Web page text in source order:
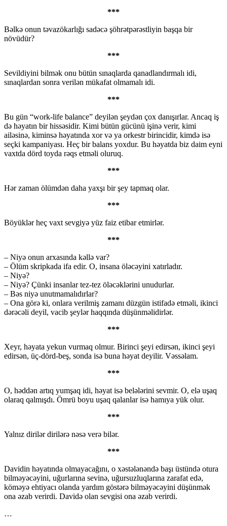
***
Bəlkə onun təvazökarlığı sadəcə şöhrətpərəstliyin başqa bir
növüdür?
***
Sevildiyini bilmək onu bütün sınaqlarda qanadlandırmalı idi,
sınaqlardan sonra verilən mükafat olmamalı idi.
***
Bu gün “work-life balance” deyilən şeydən çox danışırlar. Ancaq iş
də həyatın bir hissəsidir. Kimi bütün gücünü işinə verir, kimi
ailəsinə, kiminsə həyatında xor və ya orkestr birincidir, kimdə isə
seçki kampaniyası. Heç bir balans yoxdur. Bu həyatda biz daim eyni
vaxtda dörd toyda rəqs etməli oluruq.
***
Hər zaman ölümdən daha yaxşı bir şey tapmaq olar.
***
Böyüklər heç vaxt sevgiyə yüz faiz etibar etmirlər.
***
– Niyə onun arxasında kəllə var?
– Ölüm skripkada ifa edir. O, insana öləcəyini xatırladır.
– Niyə?
– Niyə? Çünki insanlar tez-tez öləcəklərini unudurlar.
– Bəs niyə unutmamalıdırlar?
– Ona görə ki, onlara verilmiş zamanı düzgün istifadə etməli, ikinci
dərəcəli deyil, vacib şeylər haqqında düşünməlidirlər.
***
Xeyr, həyata yekun vurmaq olmur. Birinci şeyi edirsən, ikinci şeyi
edirsən, üç-dörd-beş, sonda isə buna həyat deyilir. Vəssəlam.
***
O, həddən artıq yumşaq idi, həyat isə belələrini sevmir. O, elə uşaq
olaraq qalmışdı. Ömrü boyu uşaq qalanlar isə hamıya yük olur.
***
Yalnız dirilər dirilərə nəsə verə bilər.
***
Davidin həyatında olmayacağını, o xəstələnəndə başı üstündə otura
bilməyəcəyini, uğurlarına sevinə, uğursuzluqlarına zarafat edə,
köməyə ehtiyacı olanda yardım göstərə bilməyəcəyini düşünmək
ona əzab verirdi. Davidə olan sevgisi ona əzab verirdi.
…